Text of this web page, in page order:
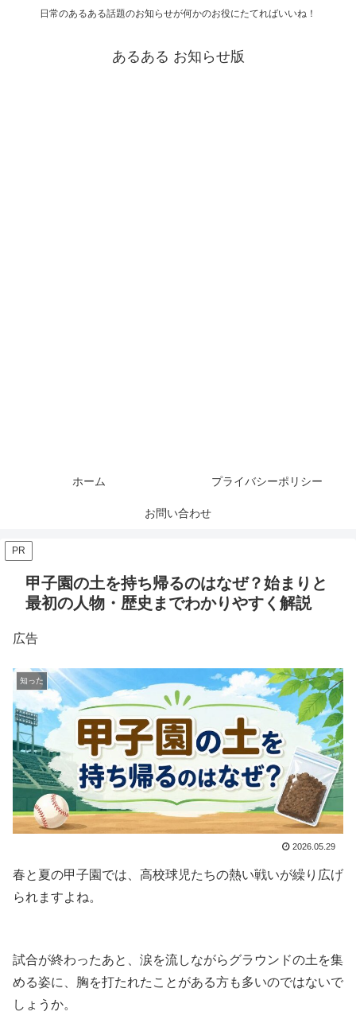
日常のあるある話題のお知らせが何かのお役にたてればいいね！
あるある お知らせ版
ホーム プライバシーポリシー
お問い合わせ
PR
甲子園の土を持ち帰るのはなぜ？始まりと
最初の人物・歴史までわかりやすく解説
広告
知った
2026.05.29
春と夏の甲子園では、高校球児たちの熱い戦いが繰り広げ
られますよね。
試合が終わったあと、涙を流しながらグラウンドの土を集
める姿に、胸を打たれたことがある方も多いのではないで
しょうか。